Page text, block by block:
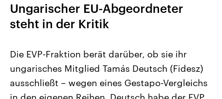
Landtagswahl Sachsen-Anhalt
2026
Alle Informationen
Aktuelle Beiträge,
Hintergründe
Ungarischer EU-Abgeordneter
steht in der Kritik
Die EVP-Fraktion berät darüber, ob sie ihr
ungarisches Mitglied Tamás Deutsch (Fidesz)
ausschließt – wegen eines Gestapo-Vergleichs